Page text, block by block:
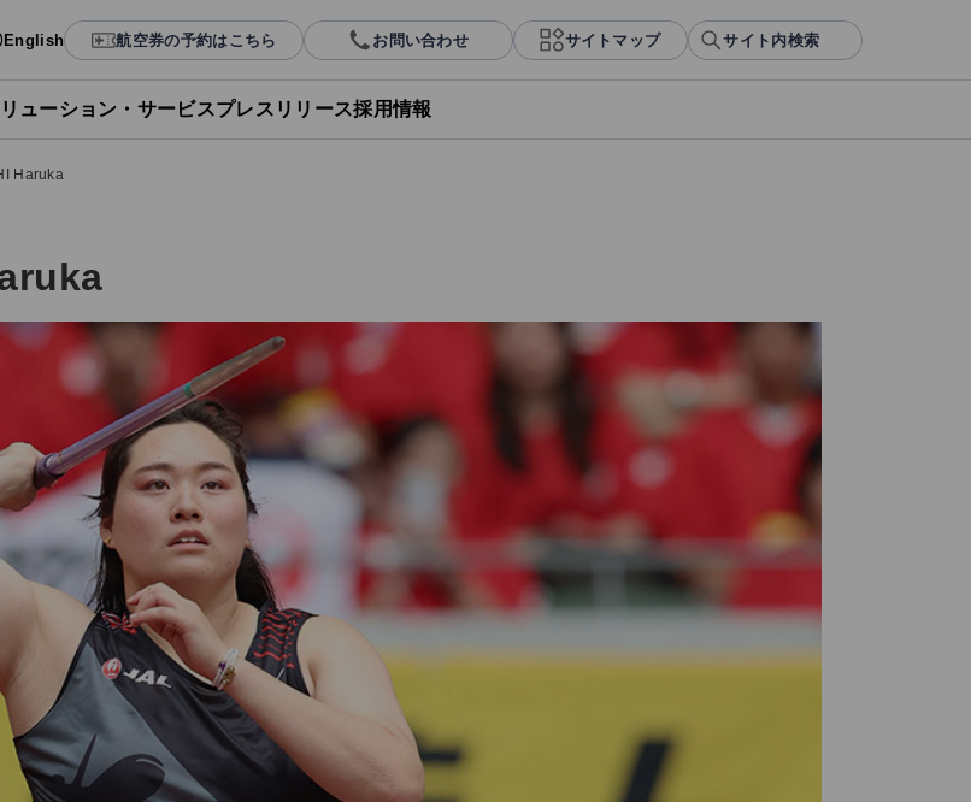
English 航空券の予約はこちら お問い合わせ サイトマップ サイト内検索
ューション・サービスプレスリリース採用情報
Haruka